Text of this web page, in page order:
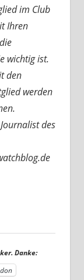
im Club
Ihren
wichtig ist.
den
werden
des
Danke: